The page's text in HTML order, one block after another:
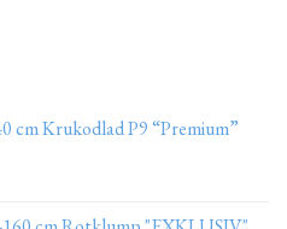
cm Krukodlad P9 “Premium”